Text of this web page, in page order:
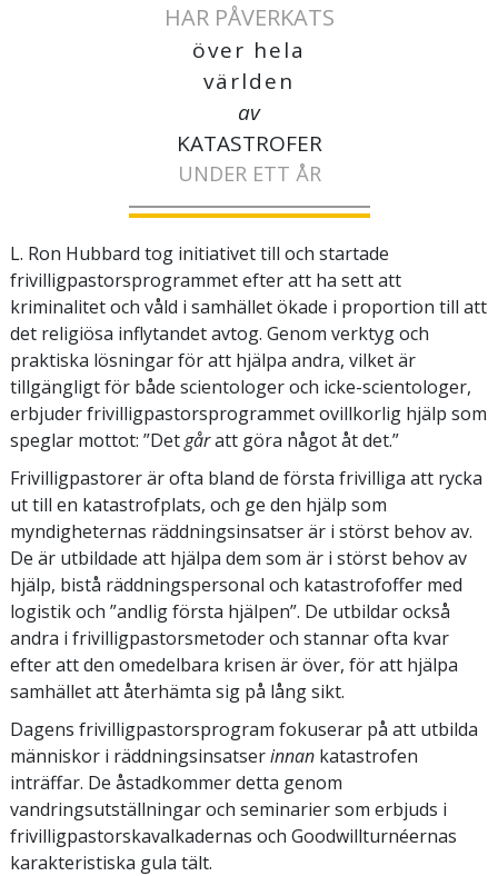
HAR PÅVERKATS
över hela
världen
av
KATASTROFER
UNDER ETT ÅR
L. Ron Hubbard tog initiativet till och startade
frivilligpastorsprogrammet efter att ha sett att
kriminalitet och våld i samhället ökade i proportion till att
det religiösa inflytandet avtog. Genom verktyg och
praktiska lösningar för att hjälpa andra, vilket är
tillgängligt för både scientologer och icke-scientologer,
erbjuder frivilligpastorsprogrammet ovillkorlig hjälp som
speglar mottot: ”Detgåratt göra något åt det.”
Frivilligpastorer är ofta bland de första frivilliga att rycka
ut till en katastrofplats, och ge den hjälp som
myndigheternas räddningsinsatser är i störst behov av.
De är utbildade att hjälpa dem som är i störst behov av
hjälp, bistå räddningspersonal och katastrofoffer med
logistik och ”andlig första hjälpen”. De utbildar också
andra i frivilligpastorsmetoder och stannar ofta kvar
efter att den omedelbara krisen är över, för att hjälpa
samhället att återhämta sig på lång sikt.
Dagens frivilligpastorsprogram fokuserar på att utbilda
människor i räddningsinsatserinnan katastrofen
inträffar. De åstadkommer detta genom
vandringsutställningar och seminarier som erbjuds i
frivilligpastorskavalkadernas och Goodwillturnéernas
karakteristiska gula tält.